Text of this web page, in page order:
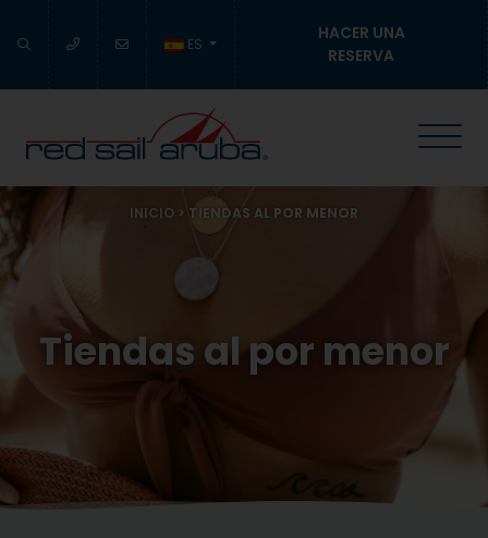
ES
HACER UNA
RESERVA
INICIO > TIENDAS AL POR MENOR
Tiendas al por menor